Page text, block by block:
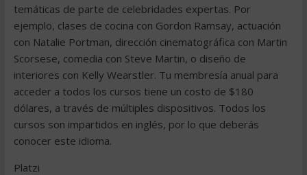
temáticas de parte de celebridades expertas. Por
ejemplo, clases de cocina con Gordon Ramsay, actuación
con Natalie Portman, dirección cinematográfica con Martin
Scorsese, comedia con Steve Martin, o diseño de
interiores con Kelly Wearstler. Tu membresía anual para
acceder a todos los cursos tiene un costo de $180
dólares, a través de múltiples dispositivos. Todos los
cursos son impartidos en inglés, por lo que deberás
conocer este idioma.
Platzi